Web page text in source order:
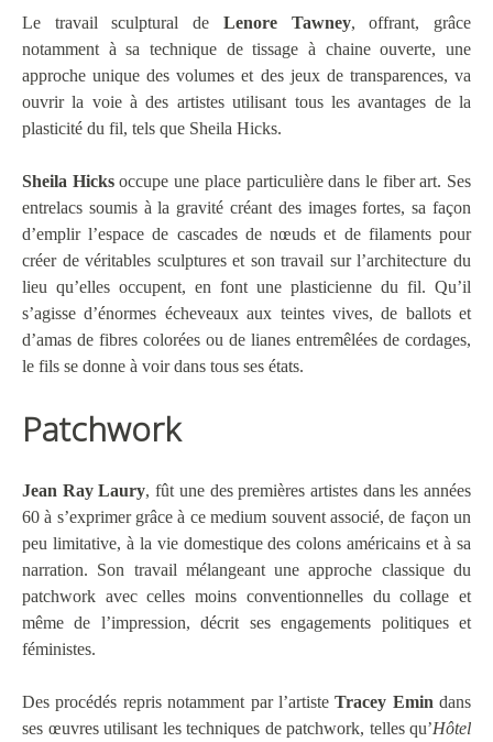
Le travail sculptural de Lenore Tawney, offrant, grâce
notamment à sa technique de tissage à chaine ouverte, une
approche unique des volumes et des jeux de transparences, va
ouvrir la voie à des artistes utilisant tous les avantages de la
plasticité du fil, tels que Sheila Hicks.
Sheila Hicksoccupe une place particulière dans le fiber art. Ses
entrelacs soumis à la gravité créant des images fortes, sa façon
d’emplir l’espace de cascades de nœuds et de filaments pour
créer de véritables sculptures et son travail sur l’architecture du
lieu qu’elles occupent, en font une plasticienne du fil. Qu’il
s’agisse d’énormes écheveaux aux teintes vives, de ballots et
d’amas de fibres colorées ou de lianes entremêlées de cordages,
le fils se donne à voir dans tous ses états.
Patchwork
Jean Ray Laury, fût une des premières artistes dans les années
60 à s’exprimer grâce à ce medium souvent associé, de façon un
peu limitative, à la vie domestique des colons américains et à sa
narration. Son travail mélangeant une approche classique du
patchwork avec celles moins conventionnelles du collage et
même de l’impression, décrit ses engagements politiques et
féministes.
Des procédés repris notamment par l’artisteTracey Emin dans
ses œuvres utilisant les techniques de patchwork, telles qu’Hôtel